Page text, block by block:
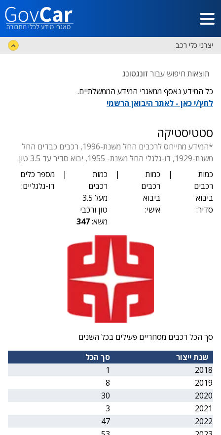
דלג לתוכן הראשי
יצרני כלי רכב
תוצאות חיפוש עבור זונגטונג
כל המידע נאסף ממאגרי המידע הממשלתיים.
לחץ/י כאן - לאתר היבואן הרשמי
סטטיסטיקה
*המידע מתייחס לרכבים החל משנת-1996, רכבים כבדים החל
משנת-1929, דו-גלגלי החל משנת- 1955, יבוא סדיר עד 3.5 טון.
כמות
רכבים
ביבוא
סדיר:
|
כמות
רכבים
ביבוא
אישי:
|
כמות
רכבים
מעל 3.5
טון ורכבי
משא:347
|
מספר כלים
דו-גלגליים:
סך הכל רכבים מסחריים פעילים בכל השנים
שנת ייצור
סך הכל
2018
1
2019
8
2020
30
2021
3
2022
47